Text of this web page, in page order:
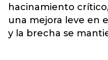
hacinamiento
una mejora leve en
y la brecha se